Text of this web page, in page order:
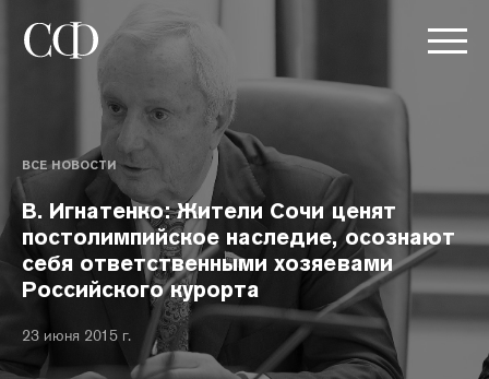
ВСЕ НОВОСТИ
В. Игнатенко: Жители Сочи ценят
постолимпийское наследие, осознают
себя ответственными хозяевами
Российского курорта
23 июня 2015 г.